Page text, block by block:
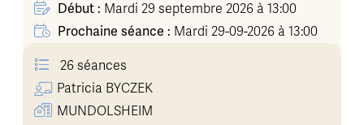
Début : Mardi 29 septembre 2026 à 13:00
Prochaine séance : Mardi 29-09-2026 à 13:00
26 séances
Patricia BYCZEK
MUNDOLSHEIM